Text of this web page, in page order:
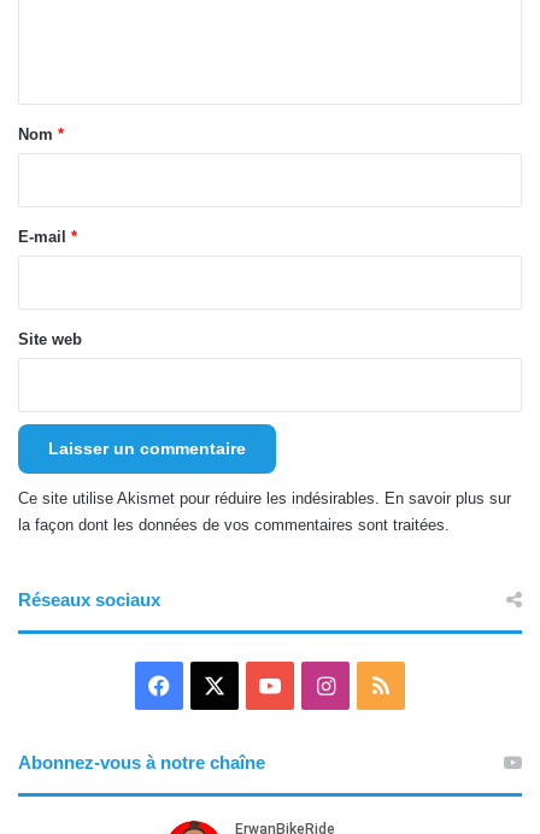
a
e
Nom *
E-mail *
Site web
Ce site utilise Akismet pour réduire les indésirables.
En savoir plus sur
la façon dont les données de vos commentaires sont traitées
Réseaux sociaux
Facebook YouTubeInstagram
RSS
Abonnez-vous à notre chaîne